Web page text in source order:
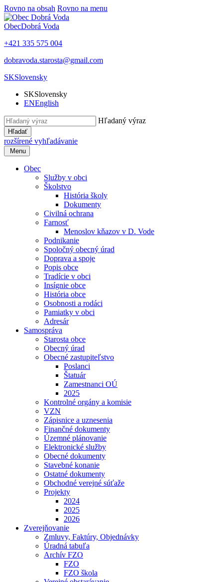
Rovno na obsah Rovno na menu
ObecDobrá Voda
+421 335 575 004
dobravoda.starosta@gmail.com
SKSlovensky
SKSlovensky
ENEnglish
Hľadaný výraz
Hľadať
rozšírené vyhľadávanie
Menu
Obec
Služby v obci
Školstvo
História školy
Dokumenty
Civilná ochrana
Farnosť
Menoslov kňazov v D. Vode
Podnikanie
Spoločný obecný úrad
Doprava a spoje
Popis obce
Tradície v obci
Insígnie obce
História obce
Osobnosti a rodáci
Pamiatky v obci
Adresár
Samospráva
Starosta obce
Obecný úrad
Obecné zastupiteľstvo
Poslanci
Štatuár
Zamestnanci OÚ
2025
Kontrolné orgány a komisie
VZN
Zápisnice a uznesenia
Finančné dokumenty
Územné plánovanie
Elektronické služby
Obecné dokumenty
Stavebné konanie
Ostatné dokumenty
Obchodné verejné súťaže
Projekty
2024
2025
2026
Zverejňovanie
Zmluvy, Faktúry, Objednávky
Úradná tabuľa
Archív FZO
FZO
FZO škola